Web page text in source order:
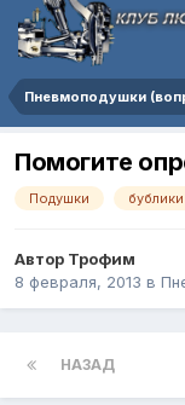
Пневмоподушки
Помогите
Подушки бублики
Автор Трофим
8 февраля, 2013 в
НАЗАД